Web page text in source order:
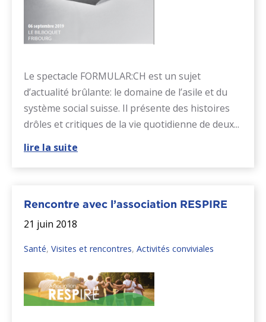
Le spectacle FORMULAR:CH est un sujet
d’actualité brûlante: le domaine de l’asile et du
système social suisse. Il présente des histoires
drôles et critiques de la vie quotidienne de deux...
lire la suite
Rencontre avec l’association RESPIRE
21 juin 2018
Santé, Visites et rencontres, Activités conviviales